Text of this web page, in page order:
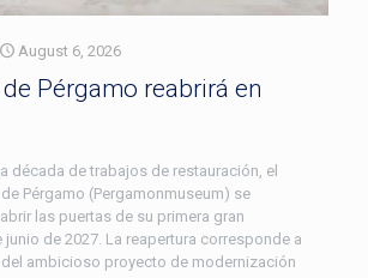
August 6, 2026
Pérgamo reabrirá en
década de trabajos de restauración, el
Pérgamo (Pergamonmuseum) se
las puertas de su primera gran
junio de 2027. La reapertura corresponde a
ambicioso proyecto de modernización